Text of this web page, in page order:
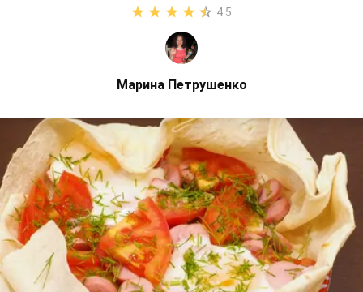
4.5
Марина Петрушенко